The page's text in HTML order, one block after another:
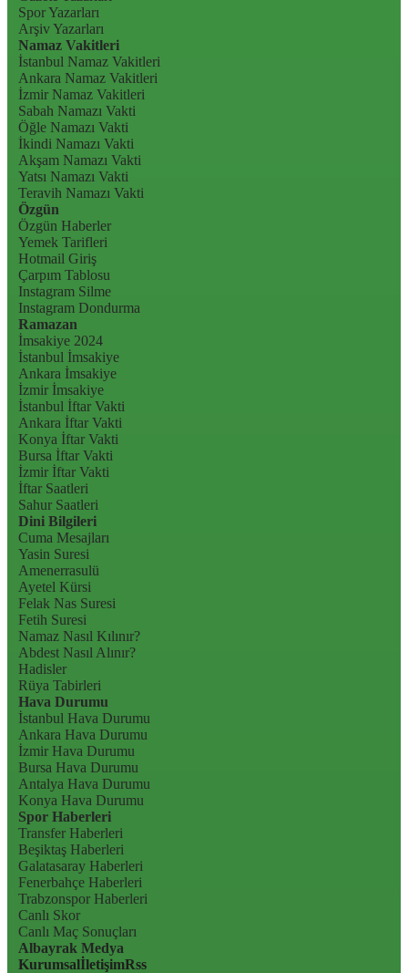
Spor Yazarları
Arşiv Yazarları
Namaz Vakitleri
İstanbul Namaz Vakitleri
Ankara Namaz Vakitleri
İzmir Namaz Vakitleri
Sabah Namazı Vakti
Öğle Namazı Vakti
İkindi Namazı Vakti
Akşam Namazı Vakti
Yatsı Namazı Vakti
Teravih Namazı Vakti
Özgün
Özgün Haberler
Yemek Tarifleri
Hotmail Giriş
Çarpım Tablosu
Instagram Silme
Instagram Dondurma
Ramazan
İmsakiye 2024
İstanbul İmsakiye
Ankara İmsakiye
İzmir İmsakiye
İstanbul İftar Vakti
Ankara İftar Vakti
Konya İftar Vakti
Bursa İftar Vakti
İzmir İftar Vakti
İftar Saatleri
Sahur Saatleri
Dini Bilgileri
Cuma Mesajları
Yasin Suresi
Amenerrasulü
Ayetel Kürsi
Felak Nas Suresi
Fetih Suresi
Namaz Nasıl Kılınır?
Abdest Nasıl Alınır?
Hadisler
Rüya Tabirleri
Hava Durumu
İstanbul Hava Durumu
Ankara Hava Durumu
İzmir Hava Durumu
Bursa Hava Durumu
Antalya Hava Durumu
Konya Hava Durumu
Spor Haberleri
Transfer Haberleri
Beşiktaş Haberleri
Galatasaray Haberleri
Fenerbahçe Haberleri
Trabzonspor Haberleri
Canlı Skor
Canlı Maç Sonuçları
Albayrak Medya
KurumsalİletişimRss